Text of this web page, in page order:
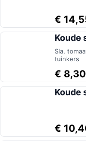
€
Koude
Sla,
tuinkers
€ 8,30
Koude
€